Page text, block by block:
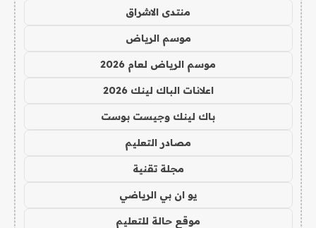
منتدى الاشراق
موسم الرياض
موسم الرياض لعام 2026
اعلانات الباك لينك 2026
باك لينك وجيست بوست
مصادر التعليم
مجلة تقنية
يو ان بي الرياضي
موقع حالة للتعليم